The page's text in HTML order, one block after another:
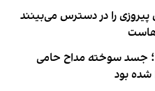
را در دسترس می‌بینند
جسد سوخته مداح حامی
شده بود